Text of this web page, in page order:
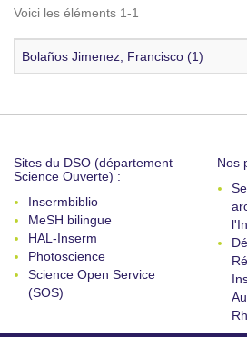
Voici les éléments 1-1
Bolaños Jimenez, Francisco (1)
Sites du DSO (département
Science Ouverte) :
Insermbiblio
MeSH bilingue
HAL-Inserm
Photoscience
Science Open Service
(SOS)
Nos